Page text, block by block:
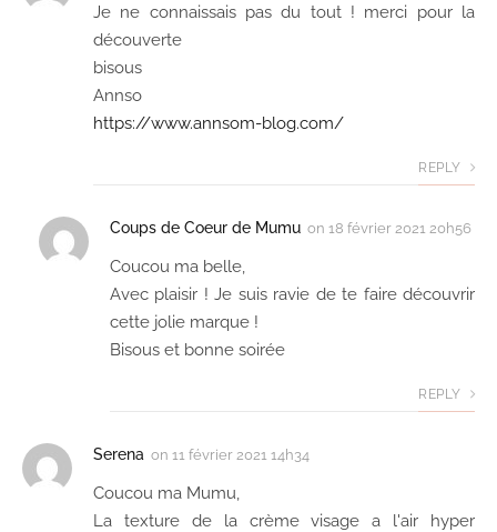
Je ne connaissais pas du tout ! merci pour la
découverte
bisous
Annso
https://www.annsom-blog.com/
REPLY
Coups de Coeur de Mumu on 18 février 2021 20h56
Coucou ma belle,
Avec plaisir ! Je suis ravie de te faire découvrir
cette jolie marque !
Bisous et bonne soirée
REPLY
Serena on 11 février 2021 14h34
Coucou ma Mumu,
La texture de la crème visage a l'air hyper